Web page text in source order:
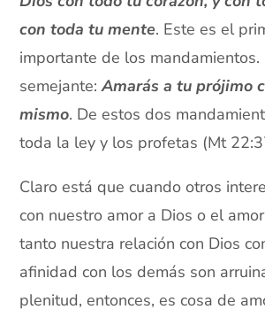
con toda tu mente. Este es el
importante de los mandamientos.
semejante:Amarás a tu prójimo
mismo. De estos dos
toda la ley y los profetas (Mt
Claro está que cuando otros
con nuestro amor a Dios o el
tanto nuestra relación con Dios
afinidad con los demás son
plenitud, entonces, es cosa de